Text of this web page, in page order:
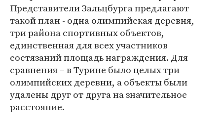
Представители Зальцбурга предлагают
такой план - одна олимпийская деревня,
три района спортивных объектов,
единственная для всех участников
состязаний площадь награждения. Для
сравнения – в Турине было целых три
олимпийских деревни, а объекты были
удалены друг от друга на значительное
расстояние.